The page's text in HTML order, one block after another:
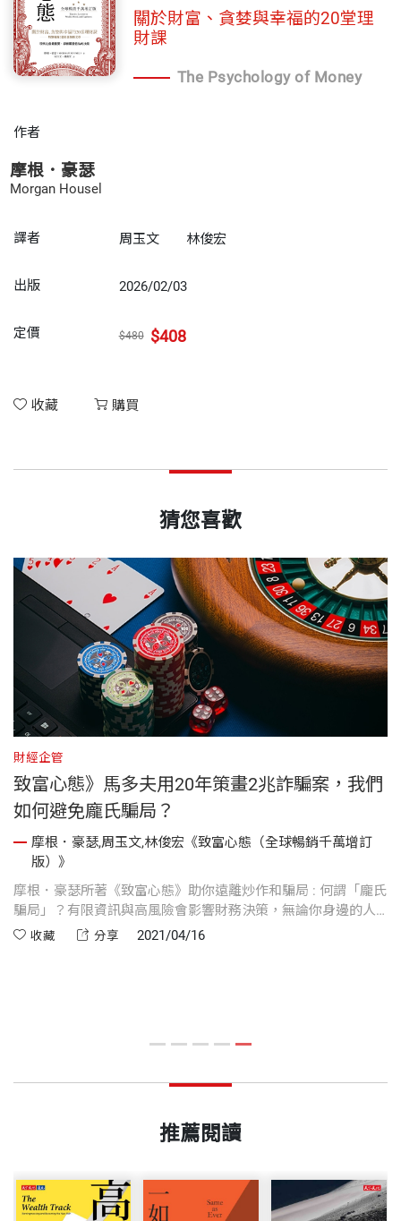
關於財富、貪婪與幸福的20堂理
財課
The Psychology of Money
作者
摩根．豪瑟
Morgan Housel
譯者 周玉文 林俊宏
出版 2026/02/03
定價 $480 $408
收藏 購買
猜您喜歡
財經企管
致富心態》馬多夫用20年策畫2兆詐騙案，我們
如何避免龐氏騙局？
摩根．豪瑟,周玉文,林俊宏《致富心態（全球暢銷千萬增訂
版）》
摩根．豪瑟所著《致富心態》助你遠離炒作和騙局 : 何謂「龐氏
騙局」？有限資訊與高風險會影響財務決策，無論你身邊的人
對於投資有多麼熱情。請務必保持冷靜，遠離炒作和騙局。
收藏 分享 2021/04/16
推薦閱讀